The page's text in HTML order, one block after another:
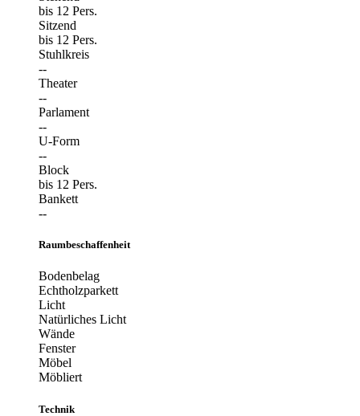
bis 12 Pers.
Sitzend
bis 12 Pers.
Stuhlkreis
--
Theater
--
Parlament
--
U-Form
--
Block
bis 12 Pers.
Bankett
--
Raumbeschaffenheit
Bodenbelag
Echtholzparkett
Licht
Natürliches Licht
Wände
Fenster
Möbel
Möbliert
Technik